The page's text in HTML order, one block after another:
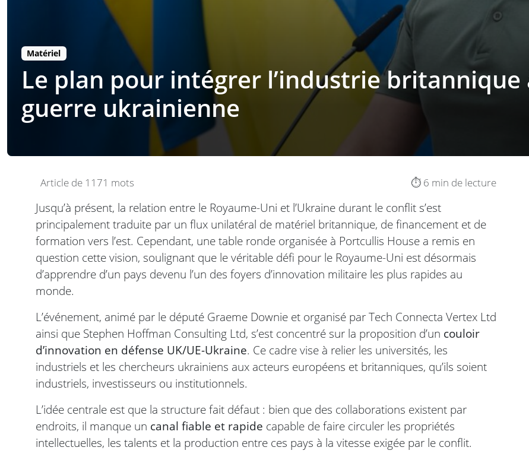
Matériel
Le plan pour intégrer l’industrie britannique
guerre ukrainienne
Article de 1171 mots ⏱️ 6 min de lecture
Jusqu’à présent, la relation entre le Royaume-Uni et l’Ukraine durant le conflit s’est
principalement traduite par un flux unilatéral de matériel britannique, de financement et de
formation vers l’est. Cependant, une table ronde organisée à Portcullis House a remis en
question cette vision, soulignant que le véritable défi pour le Royaume-Uni est désormais
d’apprendre d’un pays devenu l’un des foyers d’innovation militaire les plus rapides au
monde.
L’événement, animé par le député Graeme Downie et organisé par Tech Connecta Vertex Ltd
ainsi que Stephen Hoffman Consulting Ltd, s’est concentré sur la proposition d’un couloir
d’innovation en défense UK/UE-Ukraine. Ce cadre vise à relier les universités, les
industriels et les chercheurs ukrainiens aux acteurs européens et britanniques, qu’ils soient
industriels, investisseurs ou institutionnels.
L’idée centrale est que la structure fait défaut : bien que des collaborations existent par
endroits, il manque un canal fiable et rapide capable de faire circuler les propriétés
intellectuelles, les talents et la production entre ces pays à la vitesse exigée par le conflit.